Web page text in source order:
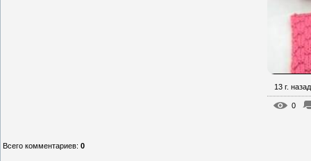
13 г. назад
0
Всего комментариев: 0